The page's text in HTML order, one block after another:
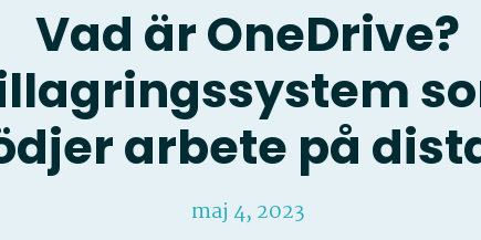
Vad är OneDrive?
arbete på
maj 4, 2023